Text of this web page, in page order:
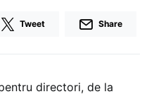
Tweet Share
directori, de la